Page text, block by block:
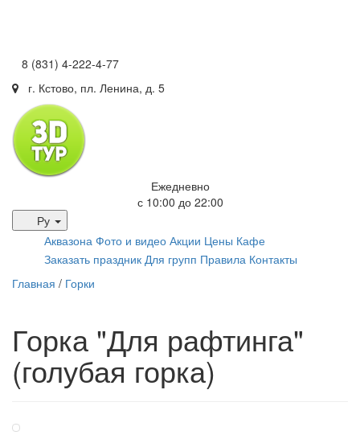
8 (831) 4-222-4-77
г. Кстово, пл. Ленина, д. 5
Ежедневно
с 10:00 до 22:00
Ру
Аквазона Фото и видео Акции Цены Кафе
Заказать праздник Для групп Правила Контакты
Главная / Горки
Горка "Для рафтинга"
(голубая горка)